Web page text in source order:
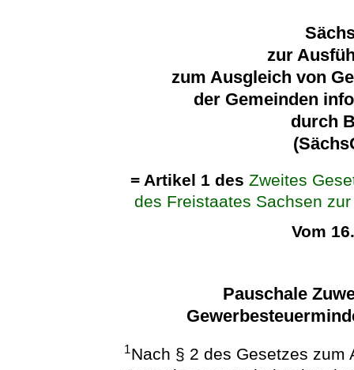
zur
zum Ausgleich von
der Gemeinden
durch
= Artikel 1 des Zweites
des Freistaates Sachsen
Vom
Pauschale
1Nach § 2 des Gesetzes zum